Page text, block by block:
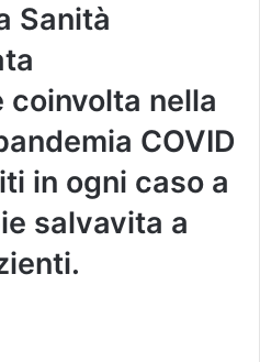
Sanità
coinvolta nella
COVID
in ogni caso a
salvavita a